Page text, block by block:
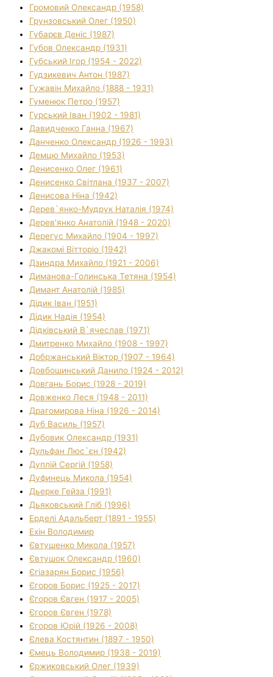
Громовий Олександр (1958)
Грунзовський Олег (1950)
Губарєв Деніс (1987)
Губов Олександр (1931)
Губський Ігор (1954 - 2022)
Гудзикевич Антон (1987)
Гужавін Михайло (1888 - 1931)
Гуменюк Петро (1957)
Гурський Іван (1902 - 1981)
Давидченко Ганна (1967)
Данченко Олександр (1926 - 1993)
Демцю Михайло (1953)
Денисенко Олег (1961)
Денисенко Світлана (1937 - 2007)
Денисова Ніна (1942)
Дерев`янко-Мудрук Наталія (1974)
Дерев'янко Анатолій (1948 - 2020)
Дерегус Михайло (1904 - 1997)
Джакомі Вітторіо (1942)
Дзиндра Михайло (1921 - 2006)
Диманова-Голинська Тетяна (1954)
Димант Анатолій (1985)
Дідик Іван (1951)
Дідик Надія (1954)
Дідківський В`ячеслав (1971)
Дмитренко Михайло (1908 - 1997)
Добржанський Віктор (1907 - 1964)
Довбошинський Данило (1924 - 2012)
Довгань Борис (1928 - 2019)
Довженко Леся (1948 - 2011)
Драгомирова Ніна (1926 - 2014)
Дуб Василь (1957)
Дубовик Олександр (1931)
Дульфан Люс`єн (1942)
Дуплій Сергій (1958)
Дуфинець Микола (1954)
Дьерке Гейза (1991)
Дьяковський Гліб (1996)
Ерделі Адальберт (1891 - 1955)
Ехін Володимир
Євтушенко Микола (1957)
Євтушок Олександр (1960)
Єгіазарян Борис (1956)
Єгоров Борис (1925 - 2017)
Єгоров Євген (1917 - 2005)
Єгоров Євген (1978)
Єгоров Юрій (1926 - 2008)
Єлева Костянтин (1897 - 1950)
Ємець Володимир (1938 - 2019)
Єржиковський Олег (1939)